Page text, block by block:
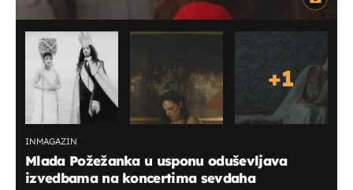
+1
INMAGAZIN
Mlada Požežanka u usponu oduševljava
izvedbama na koncertima sevdaha